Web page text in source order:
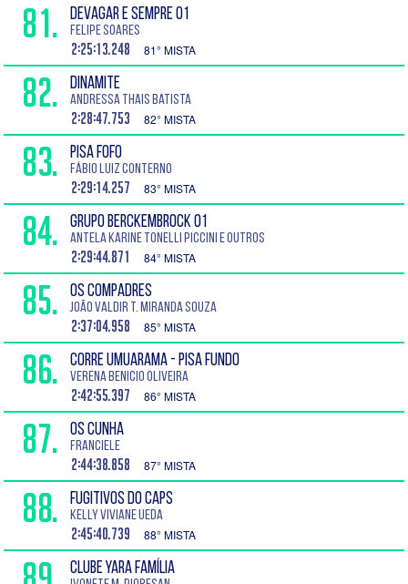
81. DEVAGAR E SEMPRE 01
Felipe Soares
2:25:13.248 81° MISTA
82. DINAMITE
Andressa Thais Batista
2:28:47.753 82° MISTA
83. PISA FOFO
Fábio Luiz Conterno
2:29:14.257 83° MISTA
84. GRUPO BERCKEMBROCK 01
Antela Karine Tonelli Piccini e Outros
2:29:44.871 84° MISTA
85. OS COMPADRES
João Valdir T. Miranda Souza
2:37:04.958 85° MISTA
86. CORRE UMUARAMA - PISA FUNDO
Verena Benicio Oliveira
2:42:55.397 86° MISTA
87. OS CUNHA
Franciele
2:44:38.858 87° MISTA
88. FUGITIVOS DO CAPS
Kelly Viviane Ueda
2:45:40.739 88° MISTA
CLUBE YARA FAMÍLIA